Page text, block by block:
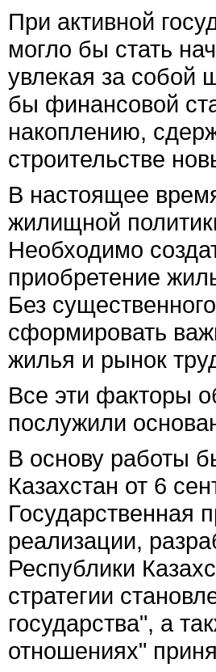
При активной
могло бы стать
увлекая за собой
бы финансовой
накоплению,
строительстве
В настоящее
жилищной
Необходимо
приобретение
Без
сформировать
жилья и рынок
Все эти факторы
послужили
В основу работы
Казахстан от 6
Государственная
реализации,
Республики
стратегии
государства", а
отношениях"